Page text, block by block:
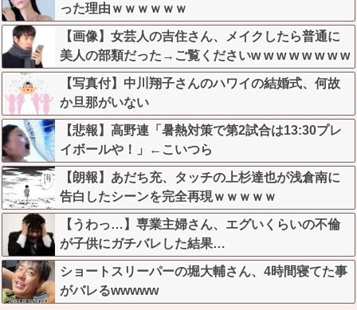
った理由ｗｗｗｗｗｗ
【画像】女芸人の吉住さん、メイクしたら普通に
美人の部類だった→ご覧くださいw w w w w w w w
【写真付】中川翔子さんのハワイの結婚式、何故
か旦那がいない
【悲報】高野連「暑熱対策で第2試合は13:30プレ
イボールや！」←こいつら
【朗報】あだち充、タッチの上杉達也が浅倉南に
告白したシーンを完全再現ｗｗｗｗｗ
【うわっ…】専業主婦さん、エグいくらいの不倫
が子供にガチバレした結果…
ショートスリーパーの堀大輔さん、4時間寝てた事
がバレるwwwww